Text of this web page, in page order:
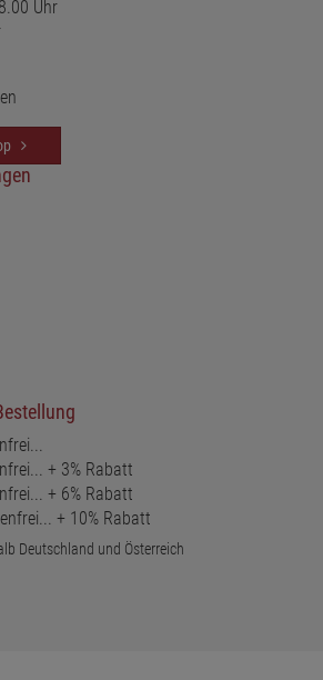
Uhr
+ 3% Rabatt
+ 6% Rabatt
+ 10% Rabatt
Deutschland und Österreich